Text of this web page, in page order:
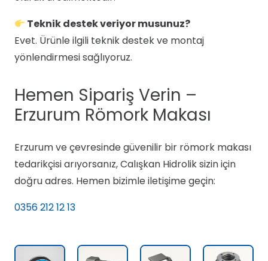
Teknik destek veriyor musunuz?
Evet. Ürünle ilgili teknik destek ve montaj
yönlendirmesi sağlıyoruz.
Hemen Sipariş Verin –
Erzurum Römork Makası
Erzurum ve çevresinde güvenilir bir römork makası
tedarikçisi arıyorsanız, Calışkan Hidrolik sizin için
doğru adres. Hemen bizimle iletişime geçin:
0356 212 12 13